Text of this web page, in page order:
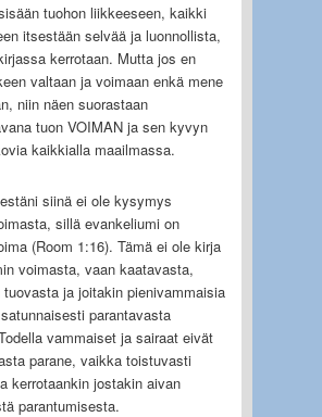
tuohon liikkeeseen, kaikki
itsestään selvää ja luonnollista,
kerrotaan. Mutta jos en
valtaan ja voimaan enkä mene
niin näen suorastaan
tuon VOIMAN ja sen kyvyn
kaikkialla maailmassa.
siinä ei ole kysymys
sillä evankeliumi on
(Room 1:16). Tämä ei ole kirja
voimasta, vaan kaatavasta,
tuovasta ja joitakin pienivammaisia
parantavasta
vammaiset ja sairaat eivät
parane, vaikka toistuvasti
kerrotaankin jostakin aivan
parantumisesta.